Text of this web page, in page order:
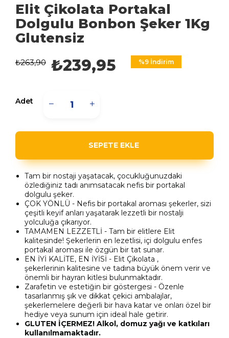
Elit Çikolata Portakal
Dolgulu Bonbon Şeker 1Kg
Glutensiz
₺263,90 ₺239,95 %9 İndirim
Adet
Tam bir nostaji yaşatacak, çocukluğunuzdaki
özlediğiniz tadı anımsatacak nefis bir portakal
dolgulu şeker.
ÇOK YÖNLÜ - Nefis bir portakal aroması şekerler, sizi
çeşitli keyif anları yaşatarak lezzetli bir nostalji
yolculuğa çıkarıyor.
TAMAMEN LEZZETLİ - Tam bir elitlere Elit
kalitesinde! Şekerlerin en lezetlisi, içi dolgulu enfes
portakal aroması ile özgün bir tat sunar.
EN İYİ KALİTE, EN İYİSİ - Elit Çikolata ,
şekerlerinin kalitesine ve tadına büyük önem verir ve
önemli bir hayran kitlesi bulunmaktadır.
Zarafetin ve estetiğin bir göstergesi - Özenle
tasarlanmış şık ve dikkat çekici ambalajlar,
şekerlemelere değerli bir hava katar ve onları özel bir
hediye veya sunum için ideal hale getirir.
GLUTEN İÇERMEZ! Alkol, domuz yağı ve katkıları
kullanılmamaktadır.